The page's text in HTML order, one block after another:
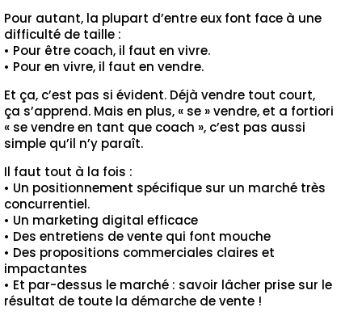
Pour autant, la plupart d’entre eux font face à une
difficulté de taille :
• Pour être coach, il faut en vivre.
• Pour en vivre, il faut en vendre.
Et ça, c’est pas si évident. Déjà vendre tout court,
ça s’apprend. Mais en plus, « se » vendre, et a fortiori
« se vendre en tant que coach », c’est pas aussi
simple qu’il n’y paraît.
Il faut tout à la fois :
• Un positionnement spécifique sur un marché très
concurrentiel.
• Un marketing digital efficace
• Des entretiens de vente qui font mouche
• Des propositions commerciales claires et
impactantes
• Et par-dessus le marché : savoir lâcher prise sur le
résultat de toute la démarche de vente !